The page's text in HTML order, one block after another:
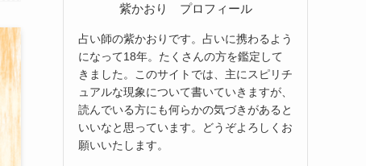
紫かおり プロフィール
占い師の紫かおりです。占いに携わるよう
になって18年。たくさんの方を鑑定して
きました。このサイトでは、主にスピリチ
ュアルな現象について書いていきますが、
読んでいる方にも何らかの気づきがあると
いいなと思っています。どうぞよろしくお
願いいたします。